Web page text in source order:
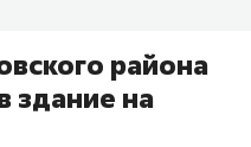
района
здание на